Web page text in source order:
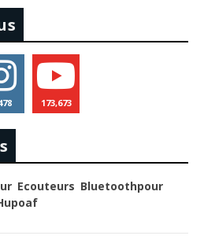
173,673
Ecouteurs Bluetoothpour